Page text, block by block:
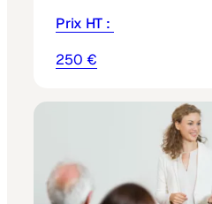
Prix HT :
250 €